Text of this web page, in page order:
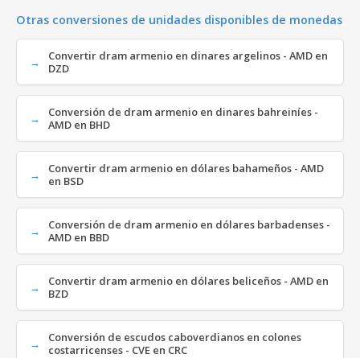
Otras conversiones de unidades disponibles de monedas
Convertir dram armenio en dinares argelinos - AMD en
DZD
Conversión de dram armenio en dinares bahreiníes -
AMD en BHD
Convertir dram armenio en dólares bahameños - AMD
en BSD
Conversión de dram armenio en dólares barbadenses -
AMD en BBD
Convertir dram armenio en dólares beliceños - AMD en
BZD
Conversión de escudos caboverdianos en colones
costarricenses - CVE en CRC